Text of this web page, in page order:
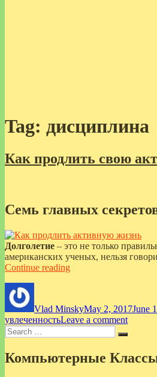
Tag: дисциплина
Как продлить свою
Семь главных
Долголетие – это не только
американских ученых, нельзя
Continue reading“Как
жизнь”
Vlad MinskyMay 2, 2017June
увлеченностьLeave a commenton
Search
for:
Search
Компьютерные